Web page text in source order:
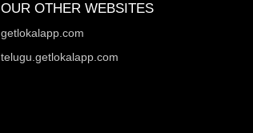
OUR OTHER WEBSITES
getlokalapp.com
telugu.getlokalapp.com